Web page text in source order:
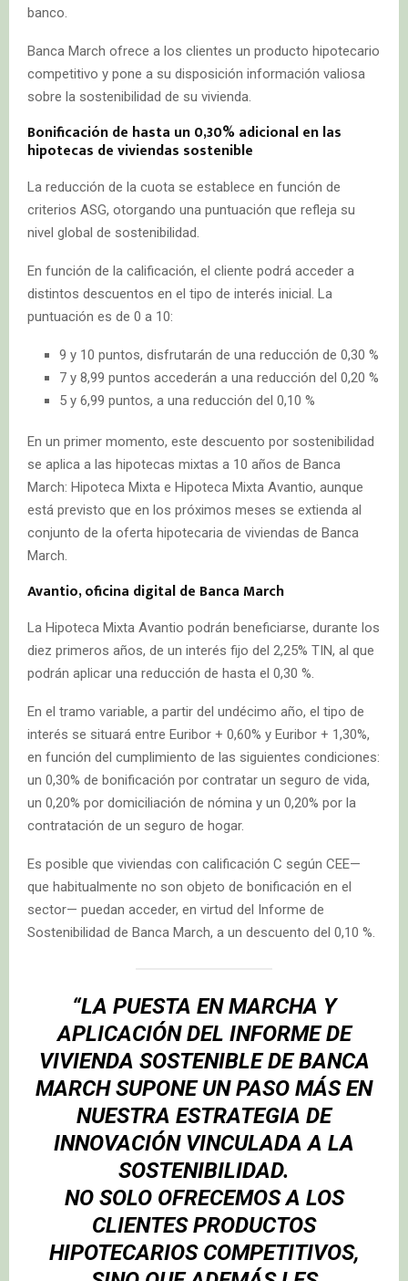
banco.
Banca March ofrece a los clientes un producto hipotecario
competitivo y pone a su disposición información valiosa
sobre la sostenibilidad de su vivienda.
Bonificación de hasta un 0,30% adicional en las
hipotecas de viviendas sostenible
La reducción de la cuota se establece en función de
criterios ASG, otorgando una puntuación que refleja su
nivel global de sostenibilidad.
En función de la calificación, el cliente podrá acceder a
distintos descuentos en el tipo de interés inicial. La
puntuación es de 0 a 10:
9 y 10 puntos, disfrutarán de una reducción de 0,30 %
7 y 8,99 puntos accederán a una reducción del 0,20 %
5 y 6,99 puntos, a una reducción del 0,10 %
En un primer momento, este descuento por sostenibilidad
se aplica a las hipotecas mixtas a 10 años de Banca
March: Hipoteca Mixta e Hipoteca Mixta Avantio, aunque
está previsto que en los próximos meses se extienda al
conjunto de la oferta hipotecaria de viviendas de Banca
March.
Avantio, oficina digital de Banca March
La Hipoteca Mixta Avantio podrán beneficiarse, durante los
diez primeros años, de un interés fijo del 2,25% TIN, al que
podrán aplicar una reducción de hasta el 0,30 %.
En el tramo variable, a partir del undécimo año, el tipo de
interés se situará entre Euribor + 0,60% y Euribor + 1,30%,
en función del cumplimiento de las siguientes condiciones:
un 0,30% de bonificación por contratar un seguro de vida,
un 0,20% por domiciliación de nómina y un 0,20% por la
contratación de un seguro de hogar.
Es posible que viviendas con calificación C según CEE—
que habitualmente no son objeto de bonificación en el
sector— puedan acceder, en virtud del Informe de
Sostenibilidad de Banca March, a un descuento del 0,10 %.
“LA PUESTA EN MARCHA Y
APLICACIÓN DEL INFORME DE
VIVIENDA SOSTENIBLE DE BANCA
MARCH SUPONE UN PASO MÁS EN
NUESTRA ESTRATEGIA DE
INNOVACIÓN VINCULADA A LA
SOSTENIBILIDAD.
NO SOLO OFRECEMOS A LOS
CLIENTES PRODUCTOS
HIPOTECARIOS COMPETITIVOS,